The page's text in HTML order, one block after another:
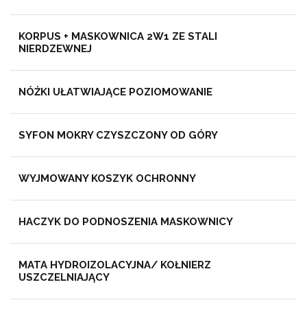
KORPUS + MASKOWNICA 2W1 ZE STALI
NIERDZEWNEJ
NÓŻKI UŁATWIAJĄCE POZIOMOWANIE
SYFON MOKRY CZYSZCZONY OD GÓRY
WYJMOWANY KOSZYK OCHRONNY
HACZYK DO PODNOSZENIA MASKOWNICY
MATA HYDROIZOLACYJNA/ KOŁNIERZ
USZCZELNIAJĄCY